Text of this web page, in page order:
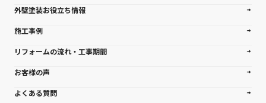
外壁塗装お役立ち情報
施工事例
リフォームの流れ・工事期間
お客様の声
よくある質問